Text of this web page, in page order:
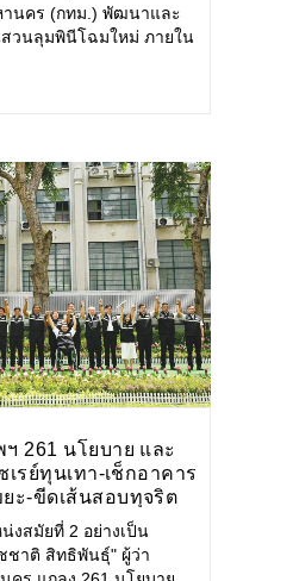
านคร (กทม.) พัฒนาและ
สวนลุมพินีโฉมใหม่ ภายใน
จกรรมต่าง ๆ
261 นโยบาย และ
เรย์ทุนเทา-เช็กอาคาร
ะ-ขีดเส้นสอบทุจริต
งสมัยที่ 2 อย่างเป็น
ชาติ สิทธิพันธุ์" ผู้ว่า